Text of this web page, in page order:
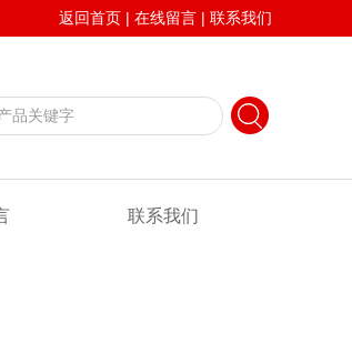
返回首页 | 在线留言 | 联系我们
联系我们